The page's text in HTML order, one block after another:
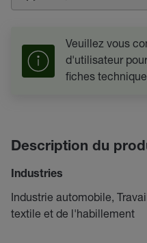
Veuillez vous
d'utilisateur
fiches
Description du
Industries
Industrie automobile,
textile et de l'habillement